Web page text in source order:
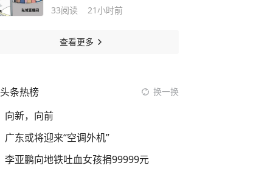
33阅读 21小时前
查看更多
头条热榜 换一换
向新，向前
广东或将迎来“空调外机”
李亚鹏向地铁吐血女孩捐99999元